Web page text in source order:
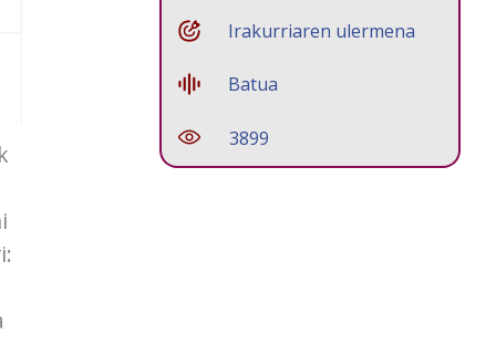
Irakurriaren ulermena
Batua
3899